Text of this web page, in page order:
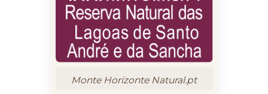
Monte Horizonte Natural.pt